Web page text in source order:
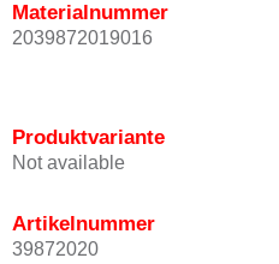
Materialnummer
2039872019016
Produktvariante
Not available
Artikelnummer
39872020